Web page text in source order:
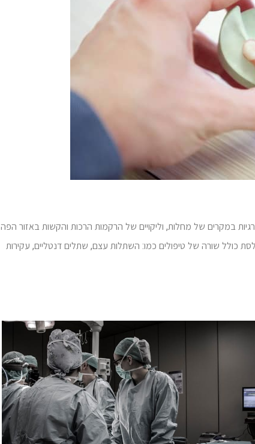
במקרים של מחלות, וליקויים של הרקמות הרכות והקשות באזור הפה
כולל שורה של טיפולים כמו: השתלות עצם, שתלים דנטליים, עקירות